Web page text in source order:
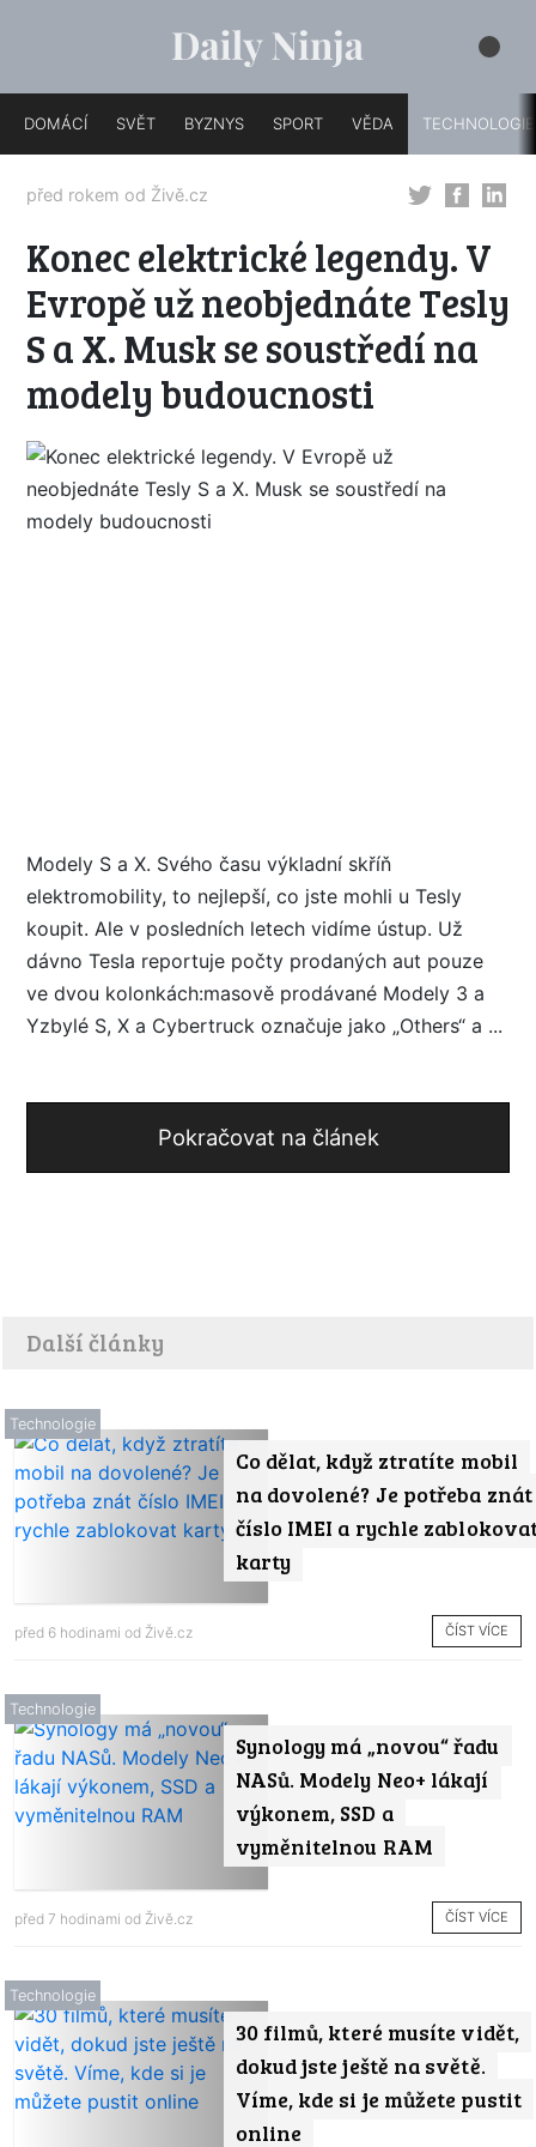
DOMÁCÍ SVĚT BYZNYS SPORT VĚDA TECHNOLOGIE
před rokem od Živě.cz
Konec elektrické legendy. V
Evropě už neobjednáte Tesly
S a X. Musk se soustředí na
modely budoucnosti
Modely S a X. Svého času výkladní skříň
elektromobility, to nejlepší, co jste mohli u Tesly
koupit. Ale v posledních letech vidíme ústup. Už
dávno Tesla reportuje počty prodaných aut pouze
ve dvou kolonkách:masově prodávané Modely 3 a
Yzbylé S, X a Cybertruck označuje jako „Others“ a ...
Pokračovat na článek
Další články
Co dělat, když ztratíte mobil
na dovolené? Je potřeba znát
číslo IMEI a rychle
karty
Technologie
před 6 hodinami od Živě.cz ČÍST VÍCE
Synology má „novou“ řadu
NASů. Modely Neo+ lákají
výkonem, SSD a
vyměnitelnou RAM
Technologie
před 7 hodinami od Živě.cz ČÍST VÍCE
30 filmů, které musíte vidět,
dokud jste ještě na světě.
Víme, kde si je můžete pustit
online
Technologie